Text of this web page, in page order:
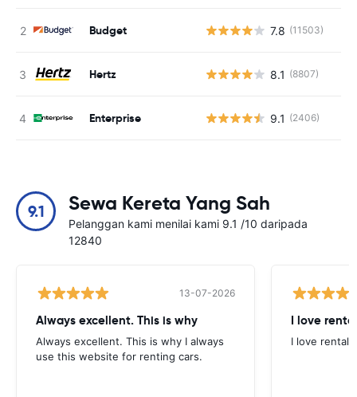
Budget 7.8 (11503)
Hertz 8.1 (8807)
Enterprise 9.1 (2406)
9.1 Sewa Kereta Yang Sah
Pelanggan kami menilai kami 9.1 /10 daripada
12840
13-07-2026
Always excellent. This is why
Always excellent. This is why I always
use this website for renting cars.
I love
I love rental